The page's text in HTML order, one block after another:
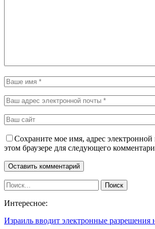
Сохраните мое имя, адрес
этом браузере для следующего
Интересное:
Израиль вводит электронные